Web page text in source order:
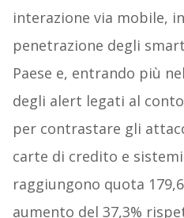
interazione via mobile,
penetrazione degli
Paese e, entrando più
degli alert legati al
per contrastare gli
carte di credito e
raggiungono quota
aumento del 37,3%